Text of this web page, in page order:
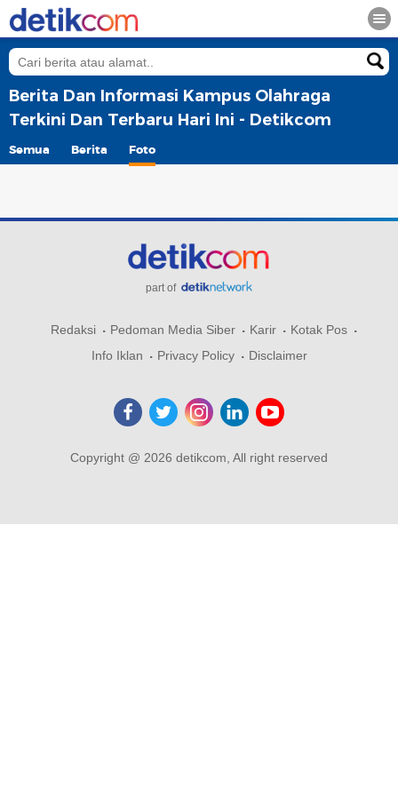
Berita Dan Informasi Kampus Olahraga
Terkini Dan Terbaru Hari Ini - Detikcom
Semua Berita Foto
part of
Redaksi Pedoman Media Siber Karir
Kotak Pos
Info Iklan
Privacy Policy Disclaimer
Copyright @ 2026 detikcom, All right reserved